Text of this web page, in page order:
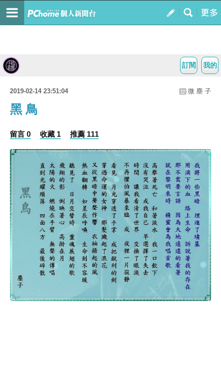
我的
訂閱
2019-02-14 23:51:04 微 塵 子
黑 鳥
留言 0 收藏 1 推薦 111